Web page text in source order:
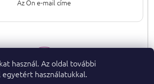
használ. Az oldal további
használatukkal.
feltételeit.